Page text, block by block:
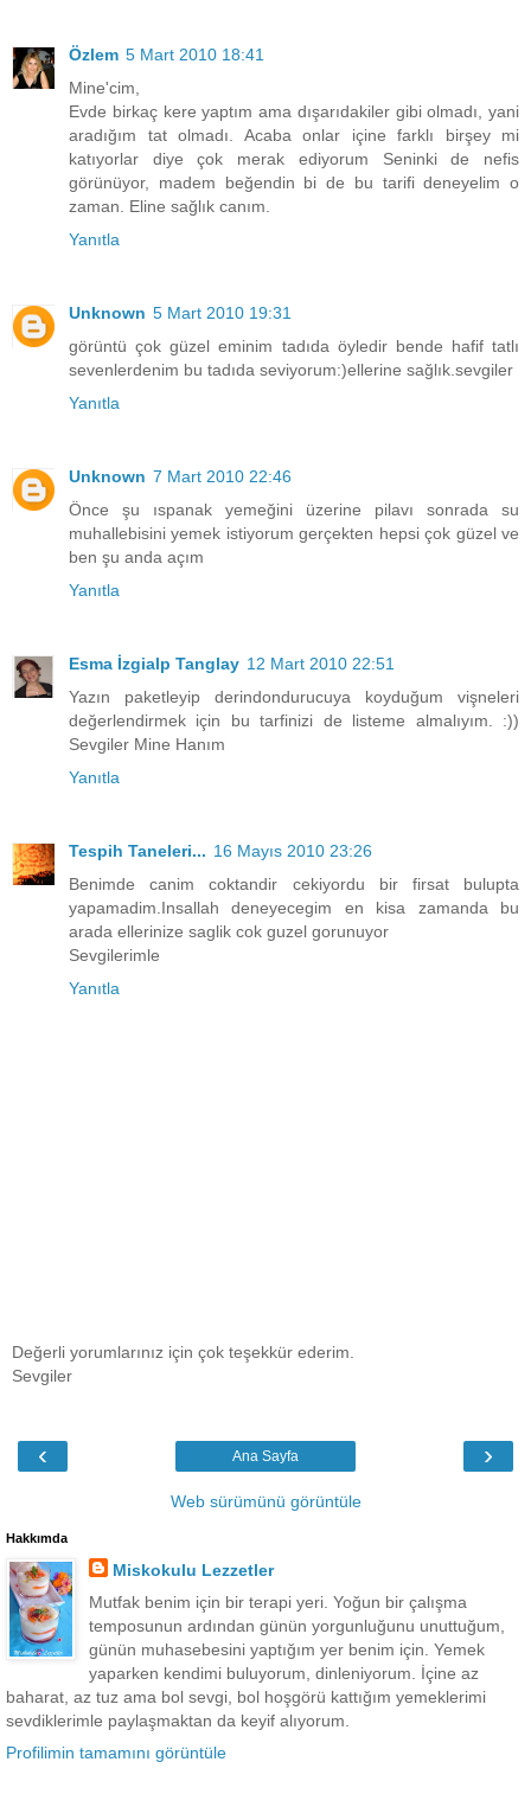
Özlem 5 Mart 2010 18:41
Mine'cim,
Evde birkaç kere yaptım ama dışarıdakiler gibi olmadı, yani
aradığım tat olmadı. Acaba onlar içine farklı birşey mi
katıyorlar diye çok merak ediyorum Seninki de nefis
görünüyor, madem beğendin bi de bu tarifi deneyelim o
zaman. Eline sağlık canım.
Yanıtla
Unknown 5 Mart 2010 19:31
görüntü çok güzel eminim tadıda öyledir bende hafif tatlı
sevenlerdenim bu tadıda seviyorum:)ellerine sağlık.sevgiler
Yanıtla
Unknown 7 Mart 2010 22:46
Önce şu ıspanak yemeğini üzerine pilavı sonrada su
muhallebisini yemek istiyorum gerçekten hepsi çok güzel ve
ben şu anda açım
Yanıtla
Esma İzgialp Tanglay 12 Mart 2010 22:51
Yazın paketleyip derindondurucuya koyduğum vişneleri
değerlendirmek için bu tarfinizi de listeme almalıyım. :))
Sevgiler Mine Hanım
Yanıtla
Tespih Taneleri... 16 Mayıs 2010 23:26
Benimde canim coktandir cekiyordu bir firsat bulupta
yapamadim.Insallah deneyecegim en kisa zamanda bu
arada ellerinize saglik cok guzel gorunuyor
Sevgilerimle
Yanıtla
Değerli yorumlarınız için çok teşekkür ederim.
Sevgiler
‹ ›
Ana Sayfa
Web sürümünü görüntüle
Hakkımda
Miskokulu Lezzetler
Mutfak benim için bir terapi yeri. Yoğun bir çalışma
temposunun ardından günün yorgunluğunu unuttuğum,
günün muhasebesini yaptığım yer benim için. Yemek
yaparken kendimi buluyorum, dinleniyorum. İçine az
baharat, az tuz ama bol sevgi, bol hoşgörü kattığım yemeklerimi
sevdiklerimle paylaşmaktan da keyif alıyorum.
Profilimin tamamını görüntüle